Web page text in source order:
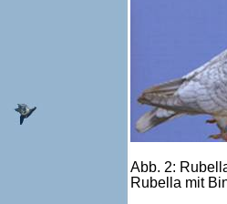
Abb. 2:
Rubella mit